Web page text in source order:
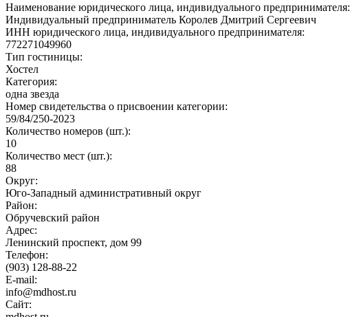
Наименование юридического лица, индивидуального предпринимателя:
Индивидуальный предприниматель Королев Дмитрий Сергеевич
ИНН юридического лица, индивидуального предпринимателя:
772271049960
Тип гостиницы:
Хостел
Категория:
одна звезда
Номер свидетельства о присвоении категории:
59/84/250-2023
Количество номеров (шт.):
10
Количество мест (шт.):
88
Округ:
Юго-Западный административный округ
Район:
Обручевский район
Адрес:
Ленинский проспект, дом 99
Телефон:
(903) 128-88-22
E-mail:
info@mdhost.ru
Сайт: